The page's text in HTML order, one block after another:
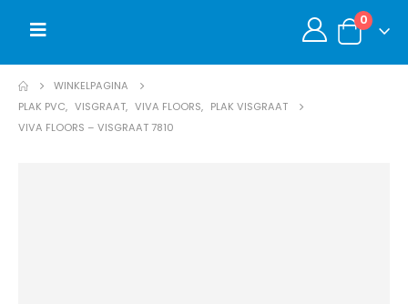
0
WINKELPAGINA
PLAK PVC, VISGRAAT, VIVA FLOORS, PLAK VISGRAAT
VIVA FLOORS – VISGRAAT 7810